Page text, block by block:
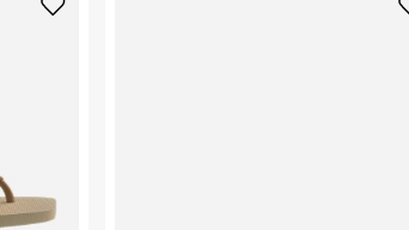
על גבי החבילה
באתר בלבד